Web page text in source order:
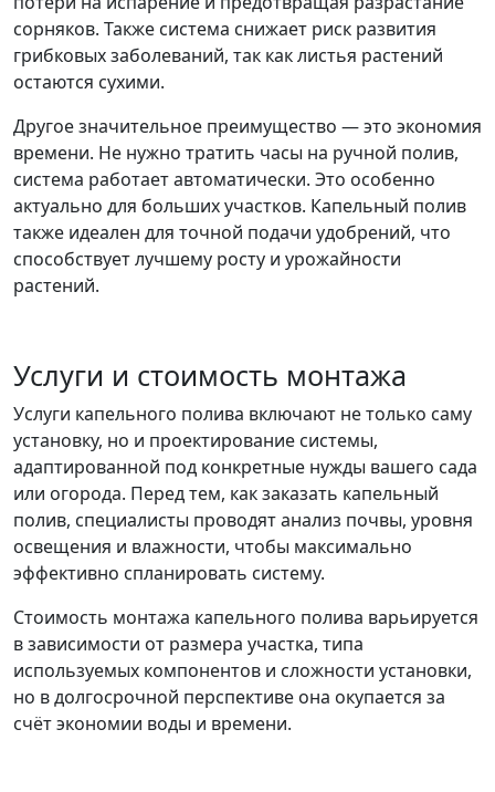
сорняков. Также система снижает риск развития
грибковых заболеваний, так как листья растений
остаются сухими.
Другое значительное преимущество — это экономия
времени. Не нужно тратить часы на ручной полив,
система работает автоматически. Это особенно
актуально для больших участков. Капельный полив
также идеален для точной подачи удобрений, что
способствует лучшему росту и урожайности
растений.
Услуги и стоимость монтажа
Услуги капельного полива включают не только саму
установку, но и проектирование системы,
адаптированной под конкретные нужды вашего сада
или огорода. Перед тем, как заказать капельный
полив, специалисты проводят анализ почвы, уровня
освещения и влажности, чтобы максимально
эффективно спланировать систему.
Стоимость монтажа капельного полива варьируется
в зависимости от размера участка, типа
используемых компонентов и сложности установки,
но в долгосрочной перспективе она окупается за
счёт экономии воды и времени.